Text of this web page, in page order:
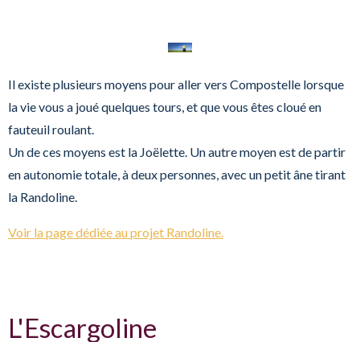
Il existe plusieurs moyens pour aller vers Compostelle lorsque
la vie vous a joué quelques tours, et que vous êtes cloué en
fauteuil roulant.
Un de ces moyens est la Joëlette. Un autre moyen est de partir
en autonomie totale, à deux personnes, avec un petit âne tirant
la Randoline.
Voir la page dédiée au projet Randoline.
L'Escargoline